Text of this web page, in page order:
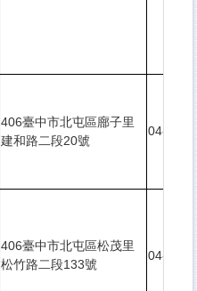
406臺中市北屯區廍子里
建和路二段20號
04-
406臺中市北屯區松茂里
松竹路二段133號
04-